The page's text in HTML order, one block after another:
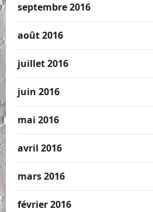
septembre 2016
août 2016
juillet 2016
juin 2016
mai 2016
avril 2016
mars 2016
février 2016